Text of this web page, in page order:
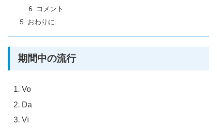
コメント
おわりに
期間中の流行
Vo
Da
Vi